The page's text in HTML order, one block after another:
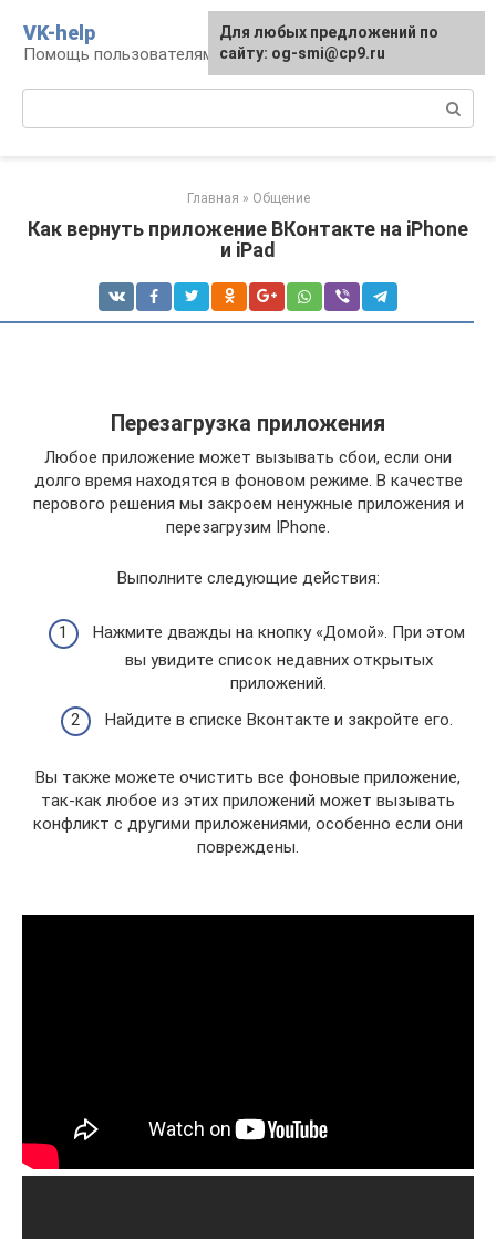
контенту
VK-help
Помощь пользователям соцсети ВКонтакте
Главная » Общение
Как вернуть приложение ВКонтакте на iPhone
и iPad
Перезагрузка приложения
Любое приложение может вызывать сбои, если они
долго время находятся в фоновом режиме. В качестве
перового решения мы закроем ненужные приложения и
перезагрузим IPhone.
Выполните следующие действия:
Нажмите дважды на кнопку «Домой». При этом
вы увидите список недавних открытых
приложений.
Найдите в списке Вконтакте и закройте его.
Вы также можете очистить все фоновые приложение,
так-как любое из этих приложений может вызывать
конфликт с другими приложениями, особенно если они
повреждены.
Для любых предложений по
сайту: og-smi@cp9.ru